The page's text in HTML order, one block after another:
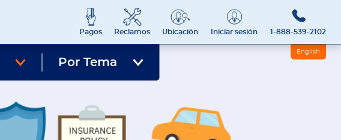
Pagos Reclamos Ubicación Iniciar sesión 1-888-539-2102
English
Por Tema